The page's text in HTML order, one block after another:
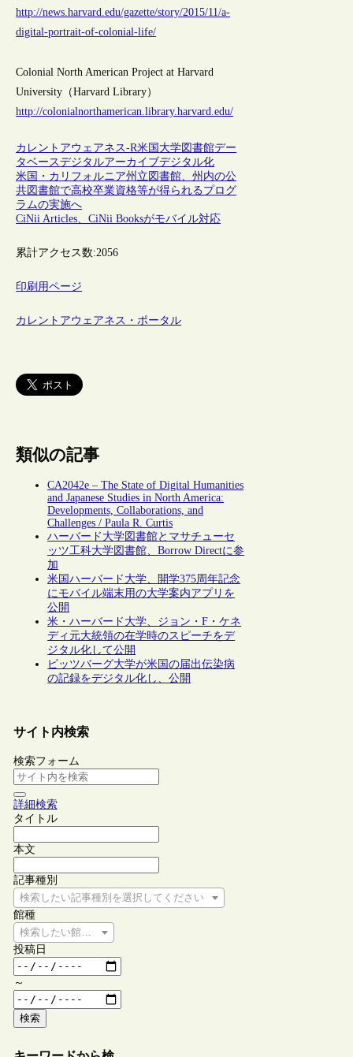
http://news.harvard.edu/gazette/story/2015/11/a-
digital-portrait-of-colonial-life/
Colonial North American Project at Harvard
University（Harvard Library）
http://colonialnorthamerican.library.harvard.edu/
カレントアウェアネス-R米国 大学図書館デー
タベースデジタルアーカイブデジタル化
米国・カリフォルニア州立図書館、州内の公
共図書館で高校卒業資格等が得られるプログ
ラムの実施へ
CiNii Articles、CiNii Booksがモバイル対応
累計アクセス数:2056
印刷用ページ
カレントアウェアネス・ポータル
類似の記事
CA2042e – The State of Digital Humanities
and Japanese Studies in North America:
Developments, Collaborations, and
Challenges / Paula R. Curtis
ハーバード大学図書館とマサチューセ
ッツ工科大学図書館、Borrow Directに参
加
米国ハーバード大学、開学375周年記念
にモバイル端末用の大学案内アプリを
公開
米・ハーバード大学、ジョン・F・ケネ
ディ元大統領の在学時のスピーチをデ
ジタル化して公開
ピッツバーグ大学が米国の届出伝染病
の記録をデジタル化し、公開
サイト内検索
検索フォーム
詳細検索
タイトル
本文
記事種別
検索したい記事種別を選択してください
館種
検索したい館種を選択してください
投稿日
～
検索